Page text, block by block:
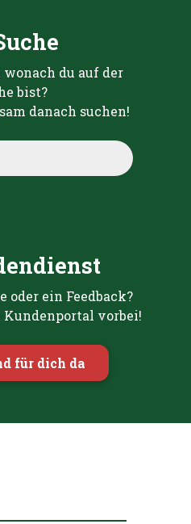
du auf der
bist?
danach suchen!
oder ein Feedback?
Kundenportal vorbei!
für dich da